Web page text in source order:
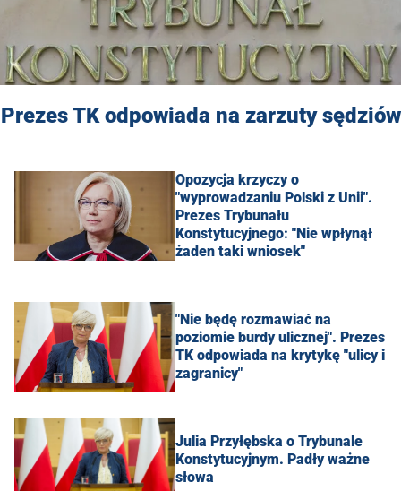
Prezes TK odpowiada na zarzuty sędziów
Opozycja krzyczy o
"wyprowadzaniu Polski z Unii".
Prezes Trybunału
Konstytucyjnego: "Nie wpłynął
żaden taki wniosek"
"Nie będę rozmawiać na
poziomie burdy ulicznej". Prezes
TK odpowiada na krytykę "ulicy i
zagranicy"
Julia Przyłębska o Trybunale
Konstytucyjnym. Padły ważne
słowa